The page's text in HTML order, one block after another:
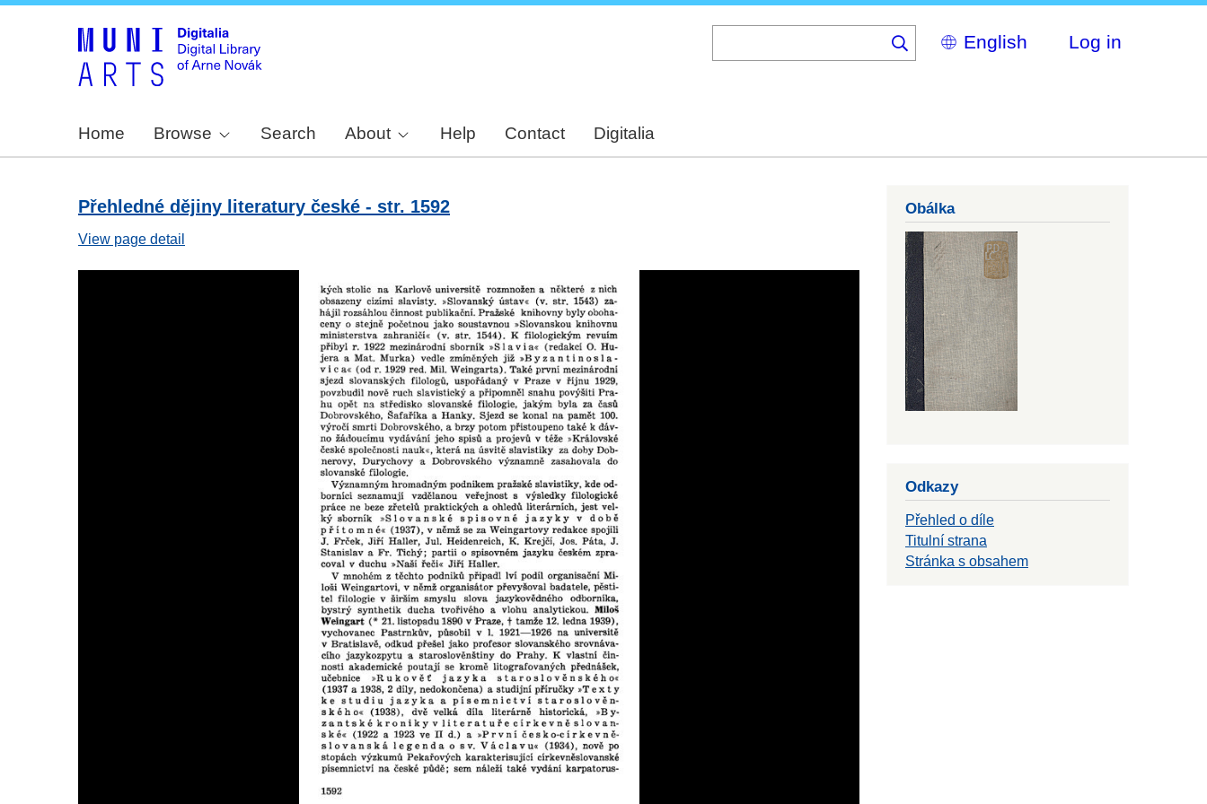
Select
your
Log in
Home Browse Search About Help Contact Digitalia
Přehledné dějiny literatury české - str. 1592
View page detail
Obálka
Odkazy
Přehled o díle
Titulní strana
Stránka s obsahem